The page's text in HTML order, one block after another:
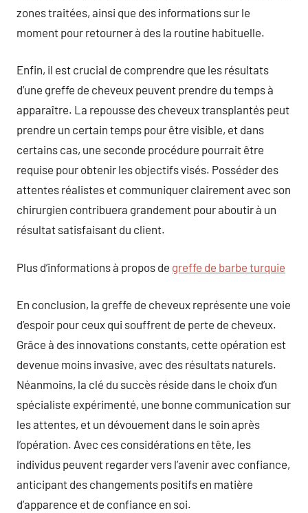
zones traitées, ainsi que des informations sur le
moment pour retourner à des la routine habituelle.
Enfin, il est crucial de comprendre que les résultats
d’une greffe de cheveux peuvent prendre du temps à
apparaître. La repousse des cheveux transplantés peut
prendre un certain temps pour être visible, et dans
certains cas, une seconde procédure pourrait être
requise pour obtenir les objectifs visés. Posséder des
attentes réalistes et communiquer clairement avec son
chirurgien contribuera grandement pour aboutir à un
résultat satisfaisant du client.
Plus d’informations à propos de greffe de barbe turquie
En conclusion, la greffe de cheveux représente une voie
d’espoir pour ceux qui souffrent de perte de cheveux.
Grâce à des innovations constants, cette opération est
devenue moins invasive, avec des résultats naturels.
Néanmoins, la clé du succès réside dans le choix d’un
spécialiste expérimenté, une bonne communication sur
les attentes, et un dévouement dans le soin après
l’opération. Avec ces considérations en tête, les
individus peuvent regarder vers l’avenir avec confiance,
anticipant des changements positifs en matière
d’apparence et de confiance en soi.